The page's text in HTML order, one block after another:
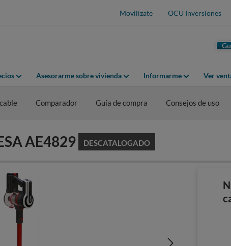
Movilízate OCU Inversiones
Asesorarme sobre vivienda Informarme Ver
Comparador Guía de compra Consejos de uso
AE4829 DESCATALOGADO